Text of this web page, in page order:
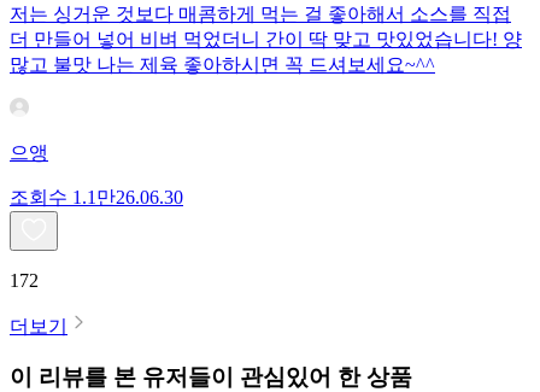
저는 싱거운 것보다 매콤하게 먹는 걸 좋아해서 소스를 직접
더 만들어 넣어 비벼 먹었더니 간이 딱 맞고 맛있었습니다! 양
많고 불맛 나는 제육 좋아하시면 꼭 드셔보세요~^^
으앵
조회수 1.1만26.06.30
172
더보기
이 리뷰를 본 유저들이 관심있어 한 상품